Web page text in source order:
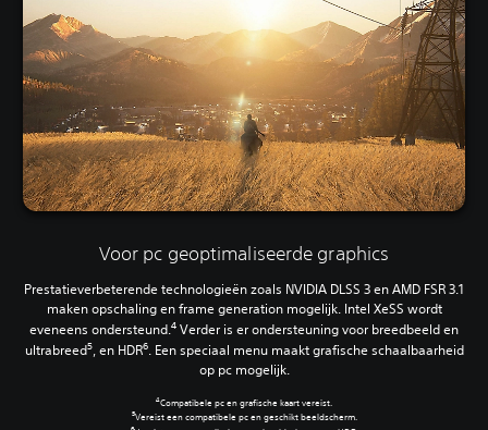
Voor pc geoptimaliseerde graphics
Prestatieverbeterende technologieën zoals NVIDIA DLSS 3 en AMD FSR 3.1
maken opschaling en frame generation mogelijk. Intel XeSS wordt
eveneens ondersteund.4 Verder is er ondersteuning voor breedbeeld en
ultrabreed5, en HDR6. Een speciaal menu maakt grafische schaalbaarheid
op pc mogelijk.
4Compatibele pc en grafische kaart vereist.
5Vereist een compatibele pc en geschikt beeldscherm.